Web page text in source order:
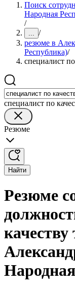
Поиск
Народная
/
... /
резюме в
Республика)/
специалист
специалист по
Резюме
Найти
Резюме
качеству